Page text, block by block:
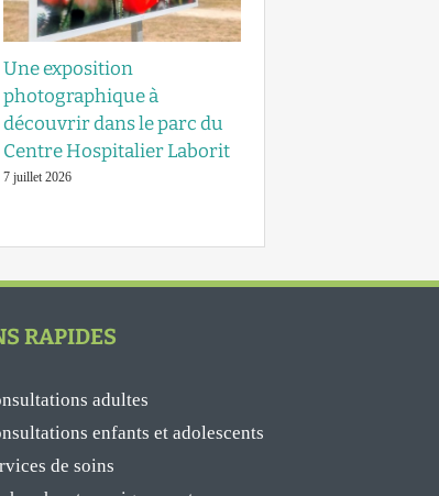
Une exposition
photographique à
découvrir dans le parc du
Centre Hospitalier Laborit
7 juillet 2026
RAPIDES
adultes
enfants et adolescents
de soins